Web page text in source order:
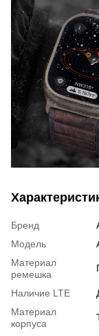
Бренд
Модель
Материал
ремешка
Наличие LTE
Материал
корпуса